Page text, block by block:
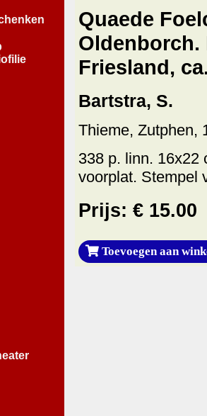
Quaede
Friesland,
Bartstra, S.
Thieme, Zutphen,
338 p. linn. 16x22
voorplat. Stempel
Prijs: € 15.00
Toevoegen aan